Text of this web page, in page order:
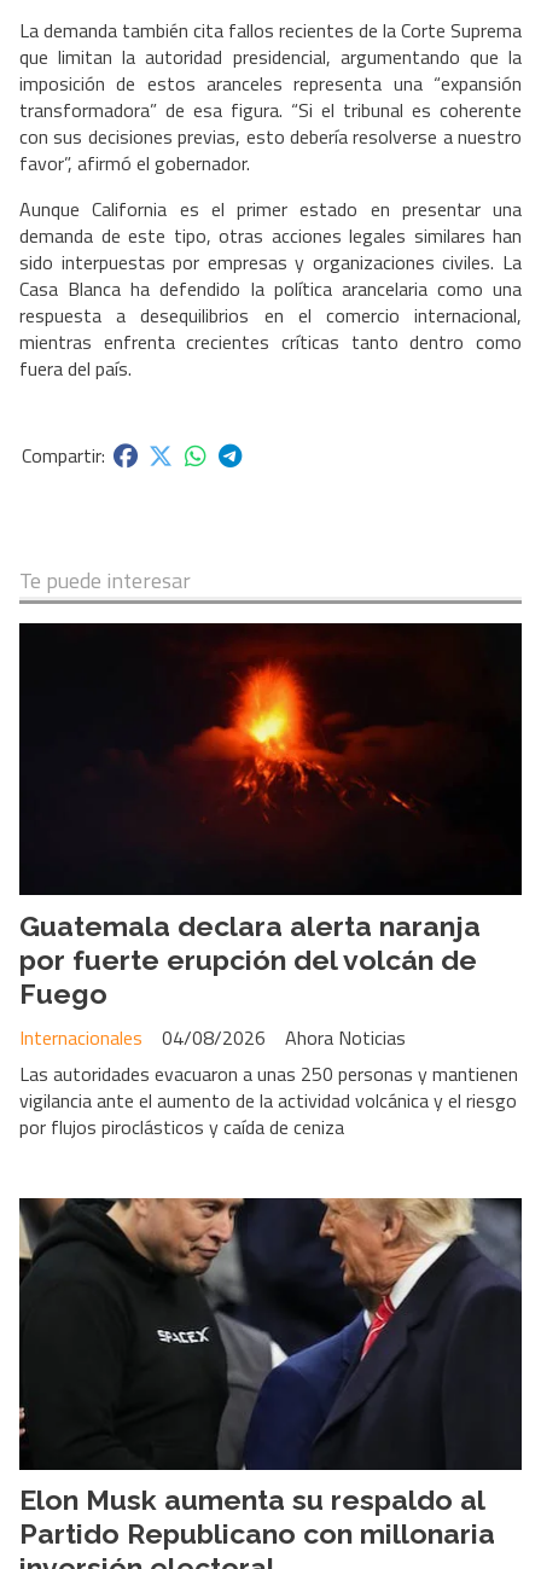
La demanda también cita fallos recientes de la Corte Suprema
que limitan la autoridad presidencial, argumentando que la
imposición de estos aranceles representa una “expansión
transformadora” de esa figura. “Si el tribunal es coherente
con sus decisiones previas, esto debería resolverse a nuestro
favor”, afirmó el gobernador.
Aunque California es el primer estado en presentar una
demanda de este tipo, otras acciones legales similares han
sido interpuestas por empresas y organizaciones civiles. La
Casa Blanca ha defendido la política arancelaria como una
respuesta a desequilibrios en el comercio internacional,
mientras enfrenta crecientes críticas tanto dentro como
fuera del país.
Te puede interesar
Guatemala declara alerta naranja
por fuerte erupción del volcán de
Fuego
Ahora Noticias
Internacionales
04/08/2026
Las autoridades evacuaron a unas 250 personas y mantienen
vigilancia ante el aumento de la actividad volcánica y el riesgo
por flujos piroclásticos y caída de ceniza
Elon Musk aumenta su respaldo al
Partido Republicano con millonaria